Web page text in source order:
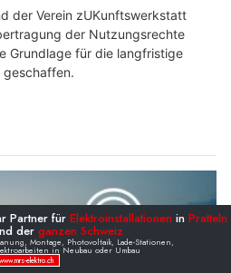
der Verein zUKunftswerkstatt
der Nutzungsrechte
Grundlage für die langfristige
geschaffen.